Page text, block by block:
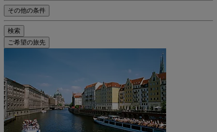
その他の条件
検索
ご希望の旅先